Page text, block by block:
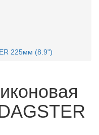
225мм (8.9")